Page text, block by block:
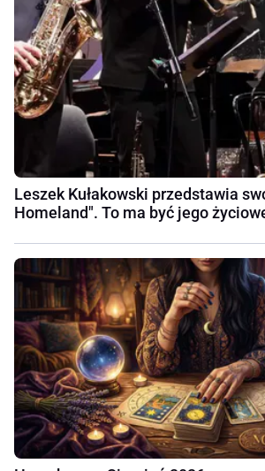
Leszek Kułakowski przedstawia
Homeland". To ma być jego